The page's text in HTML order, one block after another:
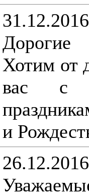
31.12.2016
Хотим от
вас с
и
26.12.2016